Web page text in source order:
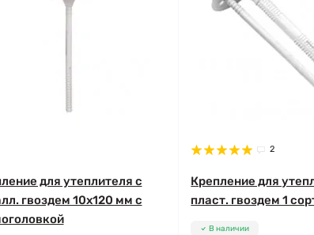
для утеплителя с
гвоздем 10x120 мм с
2
Крепление для
пласт. гвоздем 1
В наличии